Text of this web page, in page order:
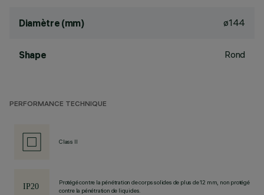
Diamètre (mm) ø144
Shape Rond
PERFORMANCE TECHNIQUE
Class II
Protégé contre la pénétration de corps solides de plus de 12 mm, non protégé
contre la pénétration de liquides.